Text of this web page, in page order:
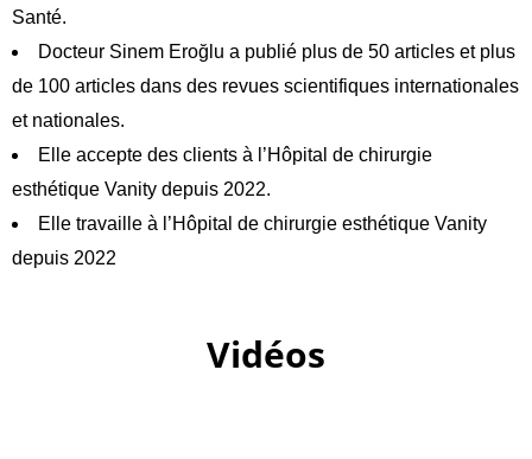
Santé.
Docteur Sinem Eroğlu a publié plus de 50 articles et plus
de 100 articles dans des revues scientifiques internationales
et nationales.
Elle accepte des clients à l’Hôpital de chirurgie
esthétique Vanity depuis 2022.
Elle travaille à l’Hôpital de chirurgie esthétique Vanity
depuis 2022
Vidéos